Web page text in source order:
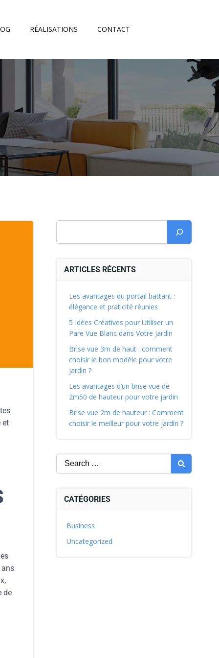
RÉALISATIONS CONTACT
et
ans
de
ARTICLES RÉCENTS
Les avantages du portail battant :
élégance et praticité réunies
5 Idées Créatives pour Utiliser un
Pare Vue Blanc dans Votre Jardin
Brise vue 3m de haut : comment
choisir le bon modèle pour votre
jardin ?
Les avantages d’un brise vue de
2m50 de hauteur pour votre jardin
Brise vue 2m de hauteur : Comment
choisir le meilleur pour votre jardin ?
CATÉGORIES
Business
Uncategorized